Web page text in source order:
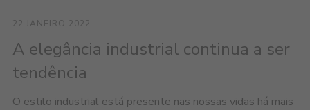
22 JANEIRO 2022
A elegância industrial continua a ser
tendência
O estilo industrial está presente nas nossas vidas há mais